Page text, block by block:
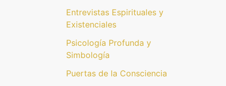
Entrevistas Espirituales y
Existenciales
Psicología Profunda y
Simbología
Puertas de la Consciencia